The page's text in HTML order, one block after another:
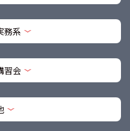
務系
習会